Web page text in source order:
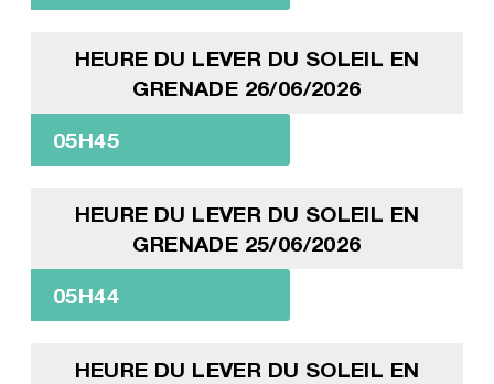
HEURE DU LEVER DU SOLEIL EN
GRENADE 26/06/2026
05H45
HEURE DU LEVER DU SOLEIL EN
GRENADE 25/06/2026
05H44
HEURE DU LEVER DU SOLEIL EN